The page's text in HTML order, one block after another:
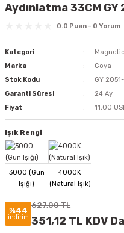
Aydınlatma 33CM GY
0.0 Puan - 0 Yorum
Kategori
Marka
Goya
Stok Kodu
GY
Garanti Süresi
24 Ay
Fiyat
11,00
Işık Rengi
%44
indirim
627,00 TL
351,12 TL KDV